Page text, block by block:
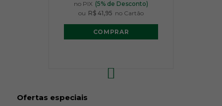
no PIX (5% de Desconto)
ou R$ 41,95 no Cartão
COMPRAR
Ofertas especiais